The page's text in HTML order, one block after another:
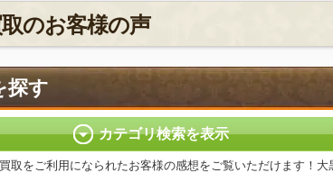
のお客様の声
探す
カテゴリ検索を表示
取をご利用になられたお客様の感想をご覧いただけます！大